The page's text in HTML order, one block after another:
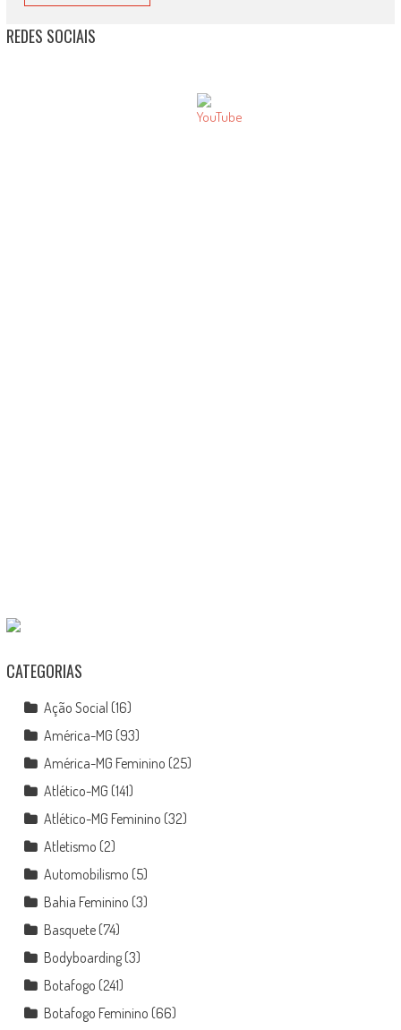
REDES SOCIAIS
CATEGORIAS
Ação Social (16)
América-MG (93)
América-MG Feminino (25)
Atlético-MG (141)
Atlético-MG Feminino (32)
Atletismo (2)
Automobilismo (5)
Bahia Feminino (3)
Basquete(74)
Bodyboarding(3)
Botafogo (241)
Botafogo Feminino (66)